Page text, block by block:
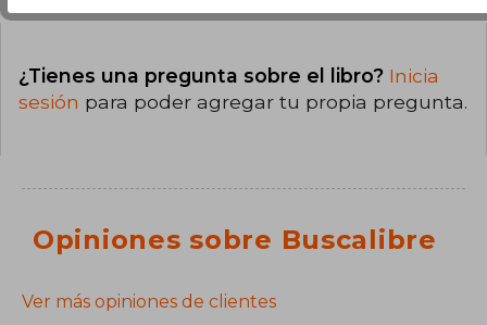
¿Tienes una pregunta sobre el libro? Inicia
sesión para poder agregar tu propia pregunta.
Opiniones sobre Buscalibre
Ver más opiniones de clientes